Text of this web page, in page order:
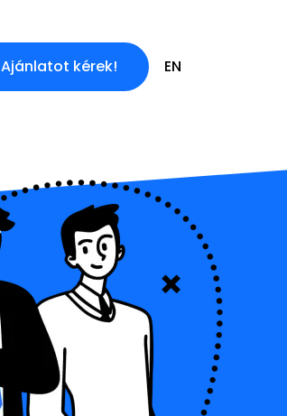
Ajánlatot kérek! EN